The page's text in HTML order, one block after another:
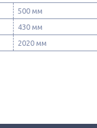
500 мм
430 мм
2020 мм